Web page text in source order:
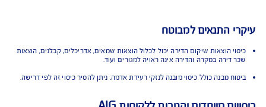
הכיסויים בפוליסת ביטוח מבנה